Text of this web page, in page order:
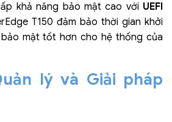
khả năng bảo mật cao với UEFI
T150 đảm bảo thời gian khởi
mật tốt hơn cho hệ thống của
lý và Giải pháp